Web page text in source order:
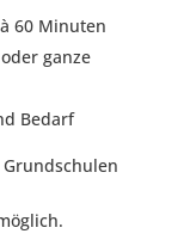
60 Minuten
ganze
Bedarf